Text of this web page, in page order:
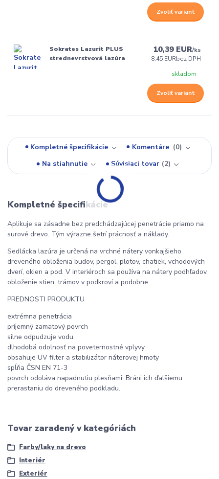
Zvoliť variant
Sokrates Lazurit PLUS
strednevrstvová lazúra
10,39 EUR/ks
8,45 EURbez DPH
skladom
Zvoliť variant
Kompletné špecifikácie Komentáre
0
Na stiahnutie
Súvisiaci tovar 2
Kompletné špecifikácie
Aplikuje sa zásadne bez predchádzajúcej penetrácie priamo na
surové drevo. Tým výrazne šetrí prácnosť a náklady.
Sedlácka lazúra je určená na vrchné nátery vonkajšieho
dreveného obloženia budov, pergol, plotov, chatiek, vchodových
dverí, okien a pod. V interiéroch sa používa na nátery podhľadov,
obloženie stien, trámov v podkroví a podobne.
PREDNOSTI PRODUKTU
extrémna penetrácia
príjemný zamatový povrch
silne odpudzuje vodu
dlhodobá odolnosť na poveternostné vplyvy
obsahuje UV filter a stabilizátor náterovej hmoty
spĺňa ČSN EN 71-3
povrch odoláva napadnutiu plesňami. Bráni ich ďalšiemu
prerastaniu do dreveného podkladu.
Tovar zaradený v kategóriách
Farby/laky na drevo
Interiér
Exteriér